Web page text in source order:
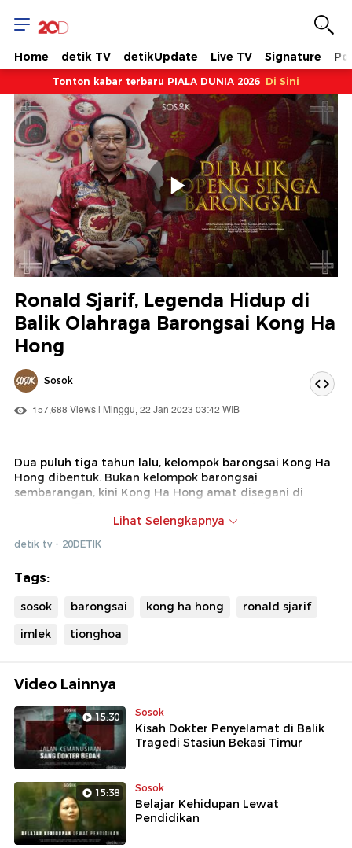
Home detik TV detikUpdate Live TV Signature
Tonton kabar terbaru PIALA DUNIA 2026 Di Sini
Memutarkan
Video
Ronald Sjarif, Legenda Hidup di
Balik Olahraga Barongsai Kong Ha
Hong
Sosok
157,688 Views | Minggu, 22 Jan 2023 03:42 WIB
Dua puluh tiga tahun lalu, kelompok barongsai Kong Ha
Hong dibentuk. Bukan kelompok barongsai
sembarangan, kini Kong Ha Hong amat disegani di
barongsai Kong Ha Hong memiliki kualitas atletik yang
sulit disaingi. Terbukti, Kong Ha Hong sudah
mengantongi gelar juara dunia sebanyak lima kali.
Semua ini tak lepas dari perjuangan sang sosok pendiri,
Lihat Selengkapnya
detik tv - 20DETIK
Tags:
sosok barongsai kong ha hong
ronald sjarif
imlek
tionghoa
Video Lainnya
15:30 Sosok
Kisah Dokter Penyelamat di Balik
Tragedi Stasiun Bekasi Timur
15:38 Sosok
Belajar Kehidupan Lewat
Pendidikan